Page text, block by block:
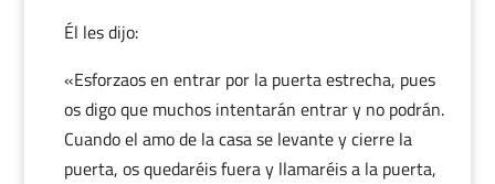
Él les dijo:
«Esforzaos en entrar por la puerta estrecha, pues
os digo que muchos intentarán entrar y no podrán.
Cuando el amo de la casa se levante y cierre la
puerta, os quedaréis fuera y llamaréis a la puerta,